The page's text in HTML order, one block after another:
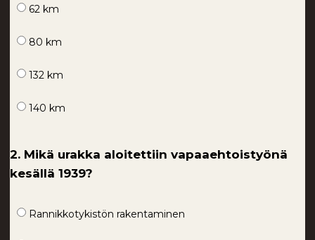
62 km
80 km
132 km
140 km
2. Mikä urakka aloitettiin vapaaehtoistyönä
kesällä 1939?
Rannikkotykistön rakentaminen